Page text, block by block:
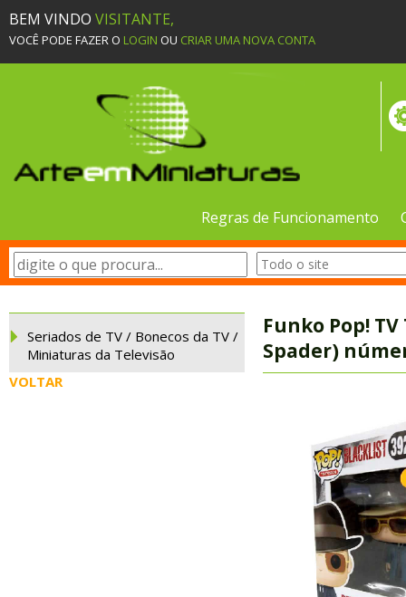
BEM VINDO VISITANTE,
VOCÊ PODE FAZER O LOGIN OU CRIAR UMA NOVA CONTA
Regras de Funcionamento
Seriados de TV / Bonecos da TV /
Miniaturas da Televisão
VOLTAR
Funko Pop!
Spader)